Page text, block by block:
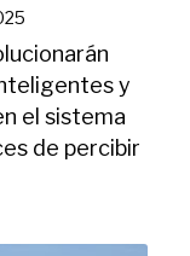
y
el sistema
de percibir